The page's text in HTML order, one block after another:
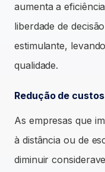
aumenta a
liberdade de
estimulante,
qualidade.
Redução de
As empresas que
à distância ou de
diminuir